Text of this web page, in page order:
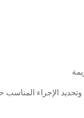
وتحديد الإجراء